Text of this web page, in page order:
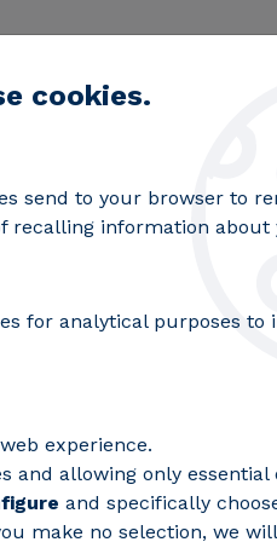
comprometen con la
las
reconoce a
a nivel
cookies.
send to your browser to
recalling information about
for analytical purposes to
experience.
and allowing only essential
and specifically
make no selection, we